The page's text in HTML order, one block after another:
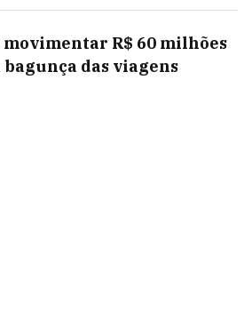
R$ 60 milhões
bagunça das viagens